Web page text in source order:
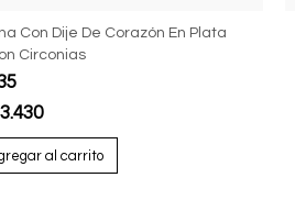
Con Dije De Corazón En Plata
Circonias
3.430